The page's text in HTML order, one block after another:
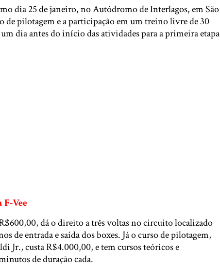
dia 25 de janeiro, no Autódromo de Interlagos, em São
de pilotagem e a participação em um treino livre de 30
dia antes do início das atividades para a primeira etapa
Vee
dá o direito a três voltas no circuito localizado
de entrada e saída dos boxes. Já o curso de pilotagem,
custa R$4.000,00, e tem cursos teóricos e
de duração cada.